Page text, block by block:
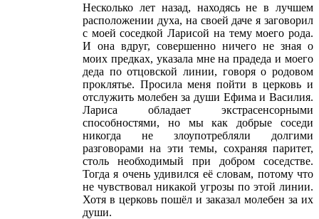
Несколько лет назад, находясь не в лучшем
расположении духа, на своей даче я заговорил
с моей соседкой Ларисой на тему моего рода.
И она вдруг, совершенно ничего не зная о
моих предках, указала мне на прадеда и моего
деда по отцовской линии, говоря о родовом
проклятье. Просила меня пойти в церковь и
отслужить молебен за души Ефима и Василия.
Лариса обладает экстрасенсорными
способностями, но мы как добрые соседи
никогда не злоупотребляли долгими
разговорами на эти темы, сохраняя паритет,
столь необходимый при добром соседстве.
Тогда я очень удивился её словам, потому что
не чувствовал никакой угрозы по этой линии.
Хотя в церковь пошёл и заказал молебен за их
души.